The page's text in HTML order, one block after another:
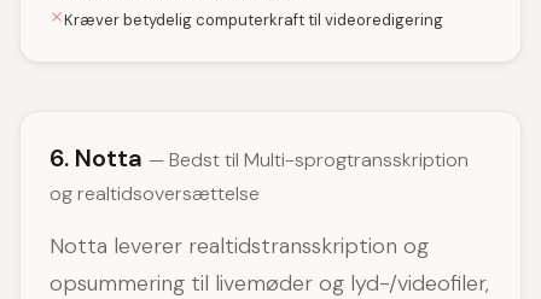
Kræver betydelig computerkraft til videoredigering
6. Notta — Bedst til Multi-sprogtransskription
og realtidsoversættelse
Notta leverer realtidstransskription og
opsummering til livemøder og lyd-/videofiler,